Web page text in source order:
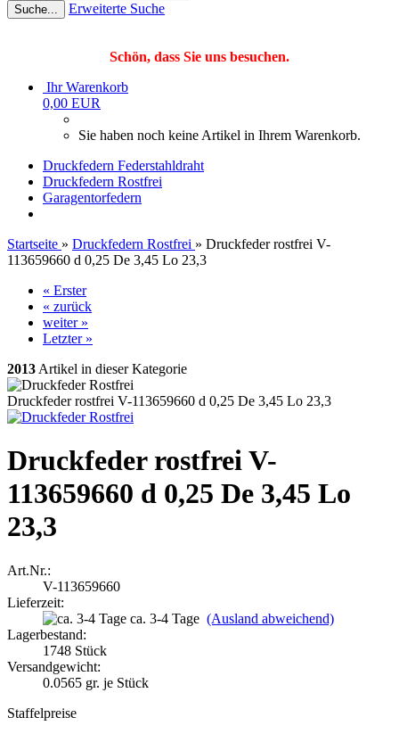
Suche... Erweiterte Suche
Schön, dass Sie uns besuchen.
Ihr Warenkorb
0,00 EUR
Sie haben noch keine Artikel in Ihrem Warenkorb.
Druckfedern Federstahldraht
Druckfedern Rostfrei
Garagentorfedern
Startseite » Druckfedern Rostfrei » Druckfeder rostfrei V-
113659660 d 0,25 De 3,45 Lo 23,3
« Erster
« zurück
weiter »
Letzter »
2013 Artikel in dieser Kategorie
Druckfeder rostfrei V-113659660 d 0,25 De 3,45 Lo 23,3
Druckfeder rostfrei V-
113659660 d 0,25 De 3,45 Lo
23,3
Art.Nr.:
V-113659660
Lieferzeit:
ca. 3-4 Tage (Ausland abweichend)
Lagerbestand:
1748 Stück
Versandgewicht:
0.0565 gr. je Stück
Staffelpreise